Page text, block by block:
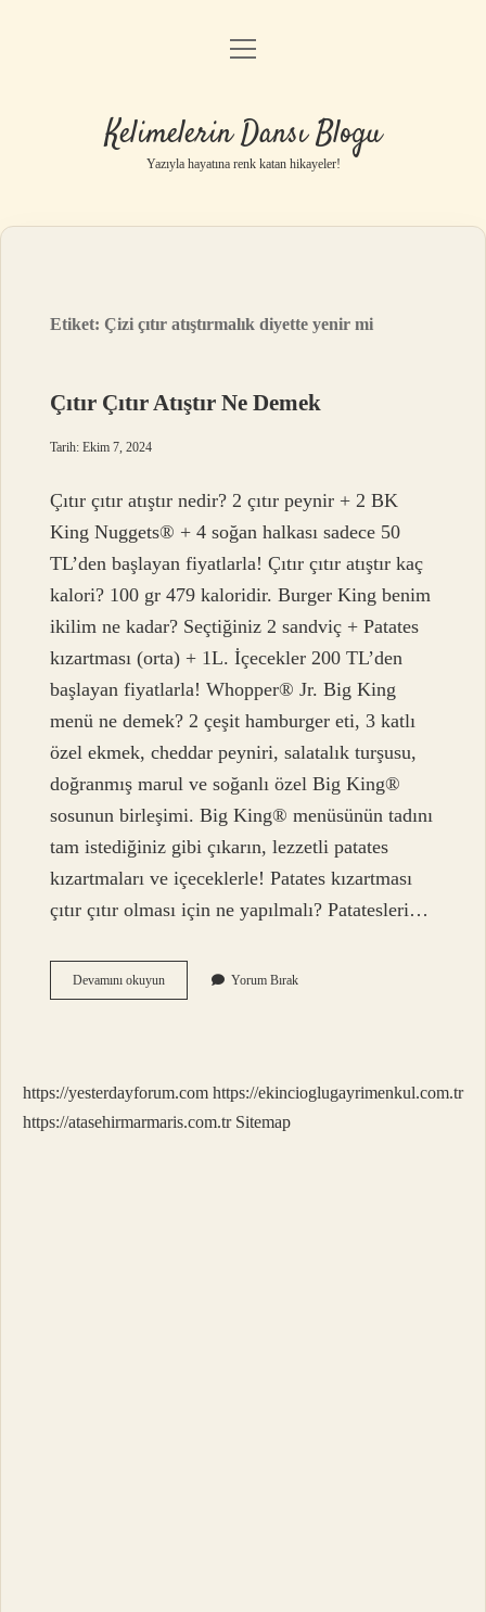
Anasayfa
Yasal Uyarı
menüyü
Kelimelerin Dansı Blogu
Yazıyla hayatına renk katan hikayeler!
Etiket:Çizi çıtır atıştırmalık diyette yenir mi
Çıtır Çıtır Atıştır Ne Demek
Tarih: Ekim 7, 2024
Çıtır çıtır atıştır nedir? 2 çıtır peynir + 2 BK
King Nuggets® + 4 soğan halkası sadece 50
TL’den başlayan fiyatlarla! Çıtır çıtır atıştır kaç
kalori? 100 gr 479 kaloridir. Burger King benim
ikilim ne kadar? Seçtiğiniz 2 sandviç + Patates
kızartması (orta) + 1L. İçecekler 200 TL’den
başlayan fiyatlarla! Whopper® Jr. Big King
menü ne demek? 2 çeşit hamburger eti, 3 katlı
özel ekmek, cheddar peyniri, salatalık turşusu,
doğranmış marul ve soğanlı özel Big King®
sosunun birleşimi. Big King® menüsünün tadını
tam istediğiniz gibi çıkarın, lezzetli patates
kızartmaları ve içeceklerle! Patates kızartması
çıtır çıtır olması için ne yapılmalı? Patatesleri…
Devamını okuyunÇıtır
Çıtır
Yorum Bırak
https://yesterdayforum.com https://ekincioglugayrimenkul.com.tr
https://atasehirmarmaris.com.tr Sitemap